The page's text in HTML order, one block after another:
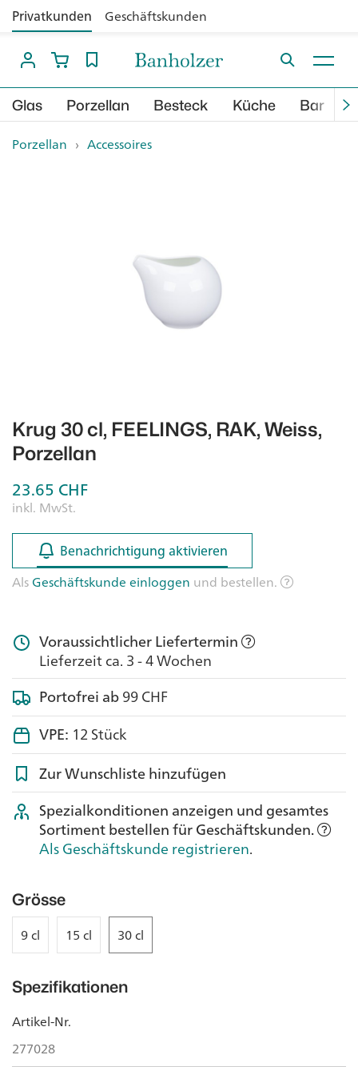
Privatkunden Geschäftskunden
Glas Porzellan Besteck Küche Bar
Porzellan › Accessoires
Krug 30 cl, FEELINGS, RAK, Weiss,
Porzellan
23.65 CHF
inkl. MwSt.
Benachrichtigung aktivieren
Benachrichtigung aktivieren
AlsGeschäftskunde einloggen und bestellen.
Voraussichtlicher Liefertermin
Lieferzeit ca. 3 - 4 Wochen
Portofrei ab99 CHF
VPE: 12 Stück
Zur Wunschliste hinzufügen
Spezialkonditionen anzeigen und gesamtes
Sortiment bestellen für Geschäftskunden.
Als Geschäftskunde registrieren.
Grösse
9 cl 15 cl 30 cl
Spezifikationen
Artikel-Nr.
277028